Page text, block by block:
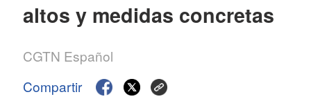
altos y medidas concretas
CGTN Español
Compartir